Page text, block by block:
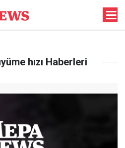
hızı Haberleri